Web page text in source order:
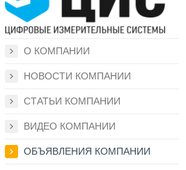
О КОМПАНИИ
НОВОСТИ КОМПАНИИ
СТАТЬИ КОМПАНИИ
ВИДЕО КОМПАНИИ
ОБЪЯВЛЕНИЯ КОМПАНИИ